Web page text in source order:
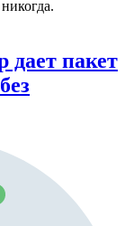
дает пакет